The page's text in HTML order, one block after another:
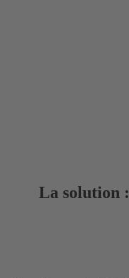
La solution :